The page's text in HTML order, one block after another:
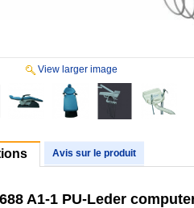
View larger image
Avis sur le produit
A1-1 PU-Leder